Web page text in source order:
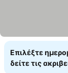
Επιλέξτε
δείτε τις